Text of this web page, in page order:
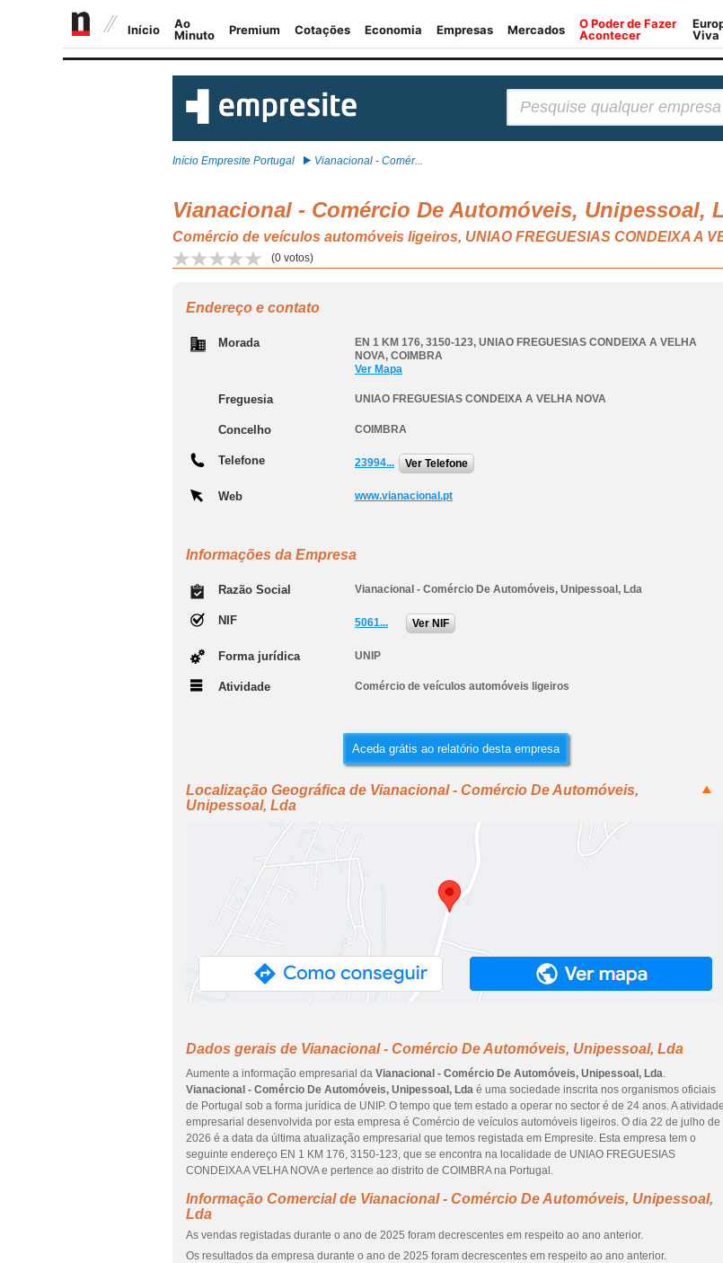
Início Empresite Portugal Vianacional - Comér...
Vianacional - Comércio De Automóveis, Unipessoal,
Comércio de veículos automóveis ligeiros, UNIAO FREGUESIAS CONDEIXA A
(0 votos)
Endereço e contato
Morada EN 1 KM 176, 3150-123, UNIAO FREGUESIAS CONDEIXA A VELHA
NOVA, COIMBRA
Ver Mapa
Freguesia UNIAO FREGUESIAS CONDEIXA A VELHA NOVA
Concelho COIMBRA
Telefone 23994... Ver Telefone
Web www.vianacional.pt
Informações da Empresa
Razão Social Vianacional - Comércio De Automóveis, Unipessoal, Lda
NIF 5061... Ver NIF
Forma jurídica UNIP
Atividade Comércio de veículos automóveis ligeiros
Aceda grátis ao relatório desta empresa
Localização Geográfica de Vianacional - Comércio De Automóveis,
Unipessoal, Lda
Dados gerais de Vianacional - Comércio De Automóveis, Unipessoal, Lda
Aumente a informação empresarial da Vianacional - Comércio De Automóveis, Unipessoal, Lda.
Vianacional - Comércio De Automóveis, Unipessoal, Lda é uma sociedade inscrita nos organismos oficiais
de Portugal sob a forma jurídica de UNIP. O tempo que tem estado a operar no sector é de 24 anos. A atividade
empresarial desenvolvida por esta empresa é Comércio de veículos automóveis ligeiros. O dia 22 de julho de
2026 é a data da última atualização empresarial que temos registada em Empresite. Esta empresa tem o
seguinte endereço EN 1 KM 176, 3150-123, que se encontra na localidade de UNIAO FREGUESIAS
CONDEIXA A VELHA NOVA e pertence ao distrito de COIMBRA na Portugal.
Informação Comercial de Vianacional - Comércio De Automóveis, Unipessoal,
Lda
As vendas registadas durante o ano de 2025 foram decrescentes em respeito ao ano anterior.
Os resultados da empresa durante o ano de 2025 foram decrescentes em respeito ao ano anterior.